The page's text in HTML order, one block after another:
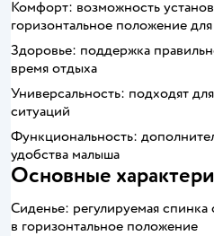
Комфорт: возможность
горизонтальное положение
Здоровье: поддержка
время отдыха
Универсальность: подходят
ситуаций
Функциональность:
удобства малыша
Основные
Сиденье: регулируемая
в горизонтальное положение